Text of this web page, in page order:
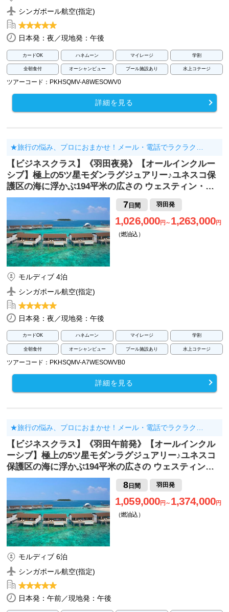
シンガポール航空(指定)
日本発：夜／現地発：午後
カードOK ハネムーン マイレージ 学割
全朝食付 オーシャンビュー プール施設あり 水上コテージ
ツアーコード：PKHSQMV-A8WESOWV0
詳細を見る
★旅行の悩み、プロにおまかせ！メール・電話でラクラク…
【ビジネスクラス】《羽田夜発》【オールインクルー
シブ】極上の5ツ星モダンラグジュアリー♪ユネスコ保
護区の海に浮かぶ194平米の広さの ウェスティン・…
7 日間 羽田発
1,026,000円～ 1,263,000円
（燃油込）
モルディブ 4泊
シンガポール航空(指定)
日本発：夜／現地発：午後
カードOK ハネムーン マイレージ 学割
全朝食付 オーシャンビュー プール施設あり 水上コテージ
ツアーコード：PKHSQMV-A7WESOWVB0
詳細を見る
★旅行の悩み、プロにおまかせ！メール・電話でラクラク…
【ビジネスクラス】《羽田午前発》【オールインクル
ーシブ】極上の5ツ星モダンラグジュアリー♪ユネスコ
保護区の海に浮かぶ194平米の広さの ウェスティン…
8日間 羽田発
1,059,000円～ 1,374,000円
（燃油込）
モルディブ 6泊
シンガポール航空(指定)
日本発：午前／現地発：午後